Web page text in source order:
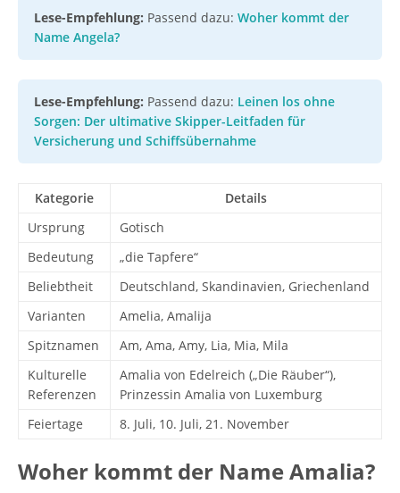
Lese-Empfehlung: Passend dazu: Woher kommt der
Name Angela?
Lese-Empfehlung: Passend dazu: Leinen los ohne
Sorgen: Der ultimative Skipper-Leitfaden für
Versicherung und Schiffsübernahme
Kategorie
Details
Ursprung
Gotisch
Bedeutung
„die Tapfere“
Beliebtheit
Deutschland, Skandinavien, Griechenland
Varianten
Amelia, Amalija
Spitznamen
Am, Ama, Amy, Lia, Mia, Mila
Kulturelle
Referenzen
Amalia von Edelreich („Die Räuber“),
Prinzessin Amalia von Luxemburg
Feiertage
8. Juli, 10. Juli, 21. November
Woher kommt der Name Amalia?